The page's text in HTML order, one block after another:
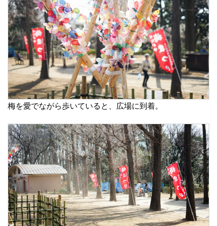
梅を愛でながら歩いていると、広場に到着。